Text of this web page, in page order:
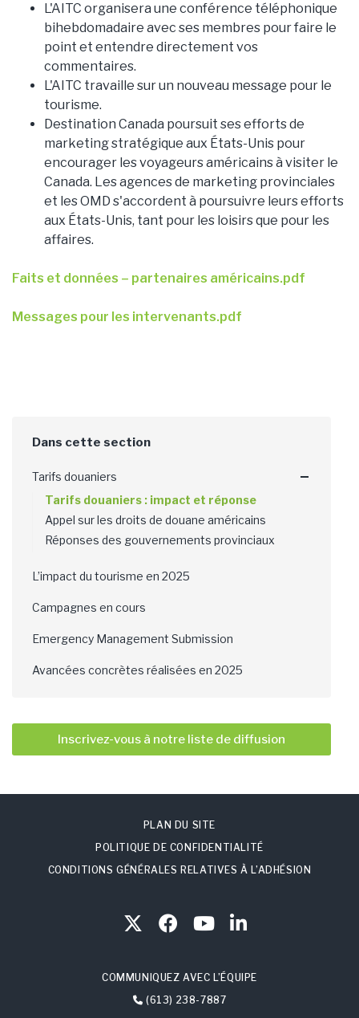
L'AITC organisera une conférence téléphonique
bihebdomadaire avec ses membres pour faire le
point et entendre directement vos
commentaires.
L'AITC travaille sur un nouveau message pour le
tourisme.
Destination Canada poursuit ses efforts de
marketing stratégique aux États-Unis pour
encourager les voyageurs américains à visiter le
Canada. Les agences de marketing provinciales
et les OMD s'accordent à poursuivre leurs efforts
aux États-Unis, tant pour les loisirs que pour les
affaires.
Faits et données – partenaires américains.pdf
Messages pour les intervenants.pdf
Tarifs douaniers
Tarifs douaniers : impact et réponse
Appel sur les droits de douane américains
Réponses des gouvernements provinciaux
L’impact du tourisme en 2025
Campagnes en cours
Emergency Management Submission
Avancées concrètes réalisées en 2025
Inscrivez-vous à notre liste de diffusion
PLAN DU SITE
POLITIQUE DE CONFIDENTIALITÉ
CONDITIONS GÉNÉRALES RELATIVES À L’ADHÉSION
COMMUNIQUEZ AVEC L’ÉQUIPE
(613) 238-7887